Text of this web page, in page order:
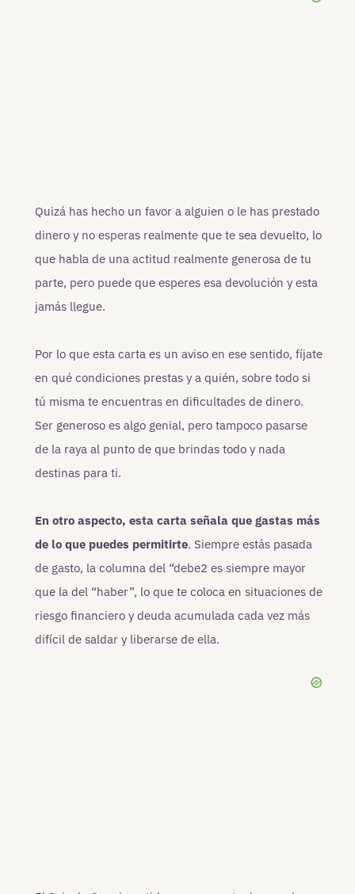
Quizá has hecho un favor a alguien o le has prestado
dinero y no esperas realmente que te sea devuelto, lo
que habla de una actitud realmente generosa de tu
parte, pero puede que esperes esa devolución y esta
jamás llegue.
Por lo que esta carta es un aviso en ese sentido, fíjate
en qué condiciones prestas y a quién, sobre todo si
tú misma te encuentras en dificultades de dinero.
Ser generoso es algo genial, pero tampoco pasarse
de la raya al punto de que brindas todo y nada
destinas para ti.
En otro aspecto, esta carta señala que gastas más
de lo que puedes permitirte. Siempre estás pasada
de gasto, la columna del “debe2 es siempre mayor
que la del “haber”, lo que te coloca en situaciones de
riesgo financiero y deuda acumulada cada vez más
difícil de saldar y liberarse de ella.